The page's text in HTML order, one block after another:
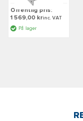
Offentlig pris:
1 569,00 krinc. VAT
På lager